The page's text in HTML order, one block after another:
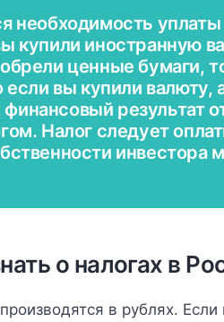
необходимость
купили иностранную
ценные бумаги,
если вы купили валюту,
результат
Налог следует
инвестора
о налогах в
в рублях. Если